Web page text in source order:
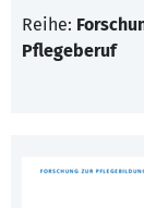
Reihe:
Pflegeberuf